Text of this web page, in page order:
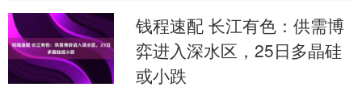
轮动等因素承....
钱程速配 长江有色：供需博
弈进入深水区，25日多晶硅
或小跌